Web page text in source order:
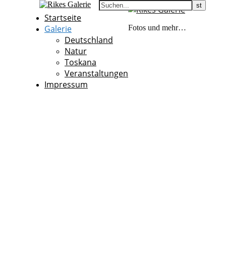
Startseite
Galerie
Deutschland
Natur
Toskana
Veranstaltungen
Impressum
Fotos und mehr…